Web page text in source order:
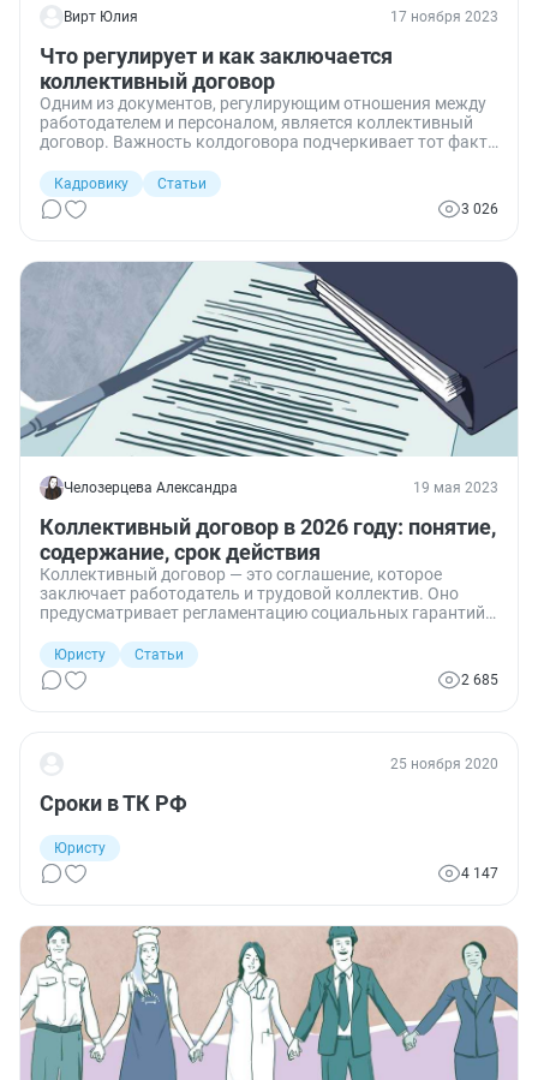
Вирт Юлия 17 ноября 2023
Что регулирует и как заключается
коллективный договор
Одним из документов, регулирующим отношения между
работодателем и персоналом, является коллективный
договор. Важность колдоговора подчеркивает тот факт,
РФ.Кадровику
Статьи
3 026
Челозерцева Александра 19 мая 2023
Коллективный договор в 2026 году: понятие,
содержание, срок действия
Коллективный договор — это соглашение, которое
заключает работодатель и трудовой коллектив. Оно
предусматривает регламентацию социальных гарантий
коллективного договора обязательно, что в него
включить и с кем подписывать.
Юристу
Статьи
2 685
25 ноября 2020
Сроки в ТК РФ
Юристу
4 147